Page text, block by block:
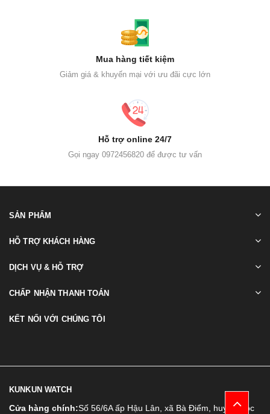
Mua hàng tiết kiệm
Giảm giá & khuyến mại với ưu đãi cực lớn
Hỗ trợ online 24/7
Gọi ngay 0972456820 để được tư vấn
SẢN PHẨM
HỖ TRỢ KHÁCH HÀNG
DỊCH VỤ & HỖ TRỢ
CHẤP NHẬN THANH TOÁN
KẾT NỐI VỚI CHÚNG TÔI
KUNKUN WATCH
Cửa hàng chính:Số 56/6A ấp Hậu Lân, xã Bà Điểm, huyện Hóc